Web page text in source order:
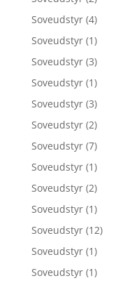
Soveudstyr (4)
Soveudstyr (1)
Soveudstyr (3)
Soveudstyr (1)
Soveudstyr (3)
Soveudstyr (2)
Soveudstyr (7)
Soveudstyr (1)
Soveudstyr (2)
Soveudstyr (1)
Soveudstyr (12)
Soveudstyr (1)
Soveudstyr (1)